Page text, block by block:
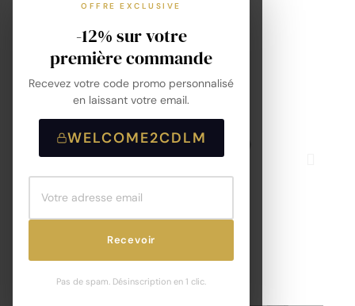
OFFRE EXCLUSIVE
-12% sur votre
première commande
Recevez votre code promo personnalisé
en laissant votre email.
WELCOME2CDLM
Recevoir
Pas de spam. Désinscription en 1 clic.